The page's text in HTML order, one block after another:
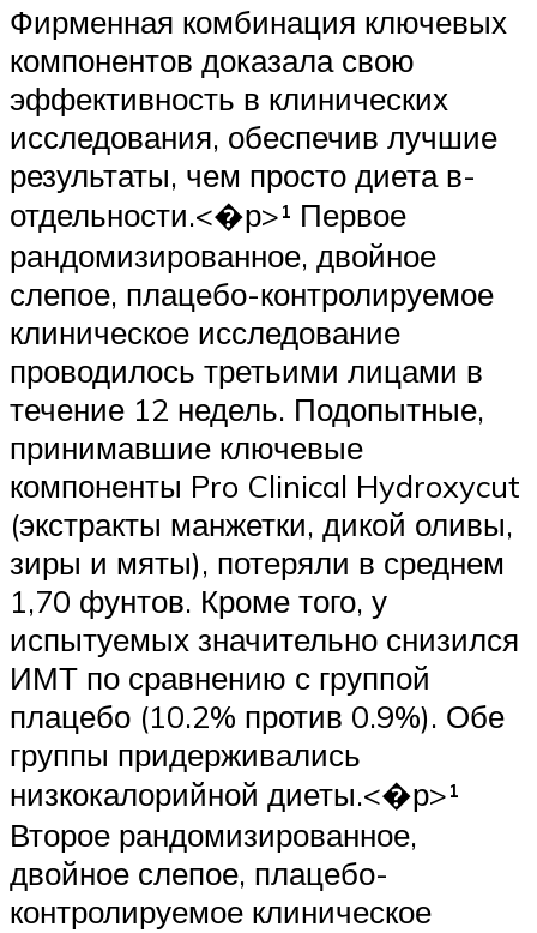
Фирменная комбинация ключевых
компонентов доказала свою
эффективность в клинических
исследования, обеспечив лучшие
результаты, чем просто диета в-
отдельности.<�р>¹ Первое
рандомизированное, двойное
слепое, плацебо-контролируемое
клиническое исследование
проводилось третьими лицами в
течение 12 недель. Подопытные,
принимавшие ключевые
компоненты Pro Clinical Hydroxycut
(экстракты манжетки, дикой оливы,
зиры и мяты), потеряли в среднем
1,70 фунтов. Кроме того, у
испытуемых значительно снизился
ИМТ по сравнению с группой
плацебо (10.2% против 0.9%). Обе
группы придерживались
низкокалорийной диеты.<�р>¹
Второе рандомизированное,
двойное слепое, плацебо-
контролируемое клиническое